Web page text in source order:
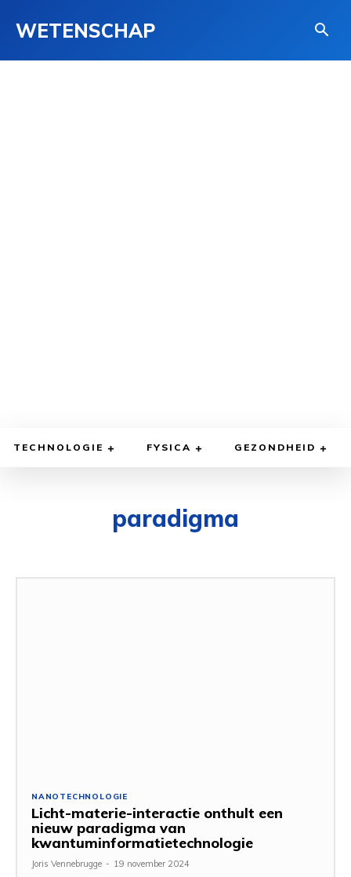
WETENSCHAP
TECHNOLOGIE FYSICA GEZONDHEID
paradigma
NANOTECHNOLOGIE
Licht-materie-interactie onthult een
nieuw paradigma van
kwantuminformatietechnologie
Joris Vennebrugge - 19 november 2024